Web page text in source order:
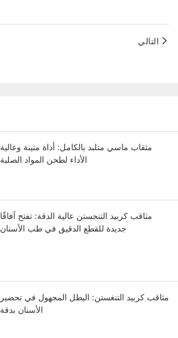
التالي
مثقاب ماسي متلبد بالكامل: أداة متينة وعالية
الأداء لطحن المواد الصلبة
مثاقب كربيد التنجستن عالية الدقة: تفتح آفاقًا
جديدة للقطع الدقيق في طب الأسنان
مثاقب كربيد التنغستن: البطل المجهول في تحضير
الأسنان بدقة